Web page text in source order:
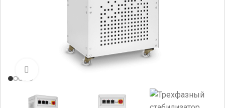
Нажмите, чтобы увеличить